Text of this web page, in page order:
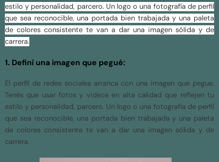
estilo y personalidad, parcero. Un logo o una fotografía de perfil
que sea reconocible, una portada bien trabajada y una paleta
de colores consistente te van a dar una imagen sólida y de
carrera.
1. Definí una imagen que pegué:
El perfil de redes sociales arranca con una imagen que pegue.
Tenés que usar fotos y videos en alta calidad que reflejen tu
estilo y personalidad, parcero. Un logo o una fotografía de perfil
que sea reconocible, una portada bien trabajada y una paleta
de colores consistente te van a dar una imagen sólida y de
carrera.